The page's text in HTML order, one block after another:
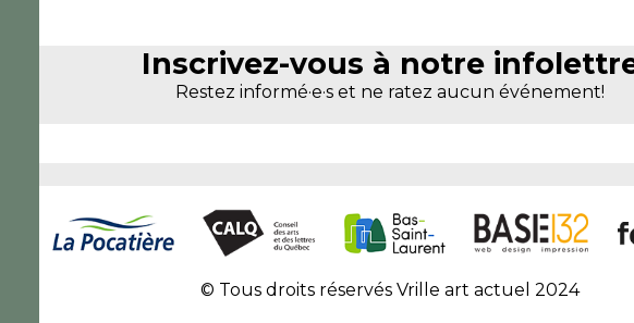
Inscrivez-vous à notre
Restez informé·e·s et ne ratez aucun événement!
© Tous droits réservés Vrille art actuel 2024